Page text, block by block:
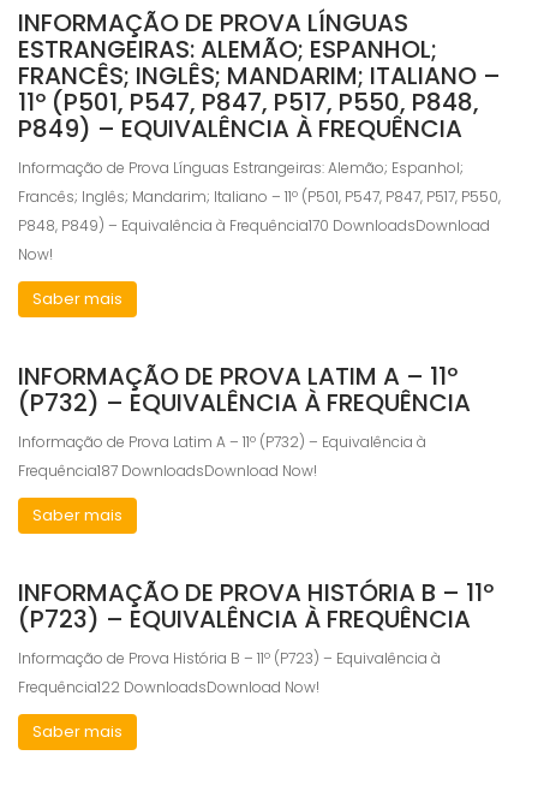
INFORMAÇÃO DE PROVA LÍNGUAS
ESTRANGEIRAS: ALEMÃO; ESPANHOL;
FRANCÊS; INGLÊS; MANDARIM; ITALIANO –
11º (P501, P547, P847, P517, P550, P848,
P849) – EQUIVALÊNCIA À FREQUÊNCIA
Informação de Prova Línguas Estrangeiras: Alemão; Espanhol;
Francês; Inglês; Mandarim; Italiano – 11º (P501, P547, P847, P517, P550,
P848, P849) – Equivalência à Frequência170 DownloadsDownload
Now!
Saber mais
INFORMAÇÃO DE PROVA LATIM A – 11º
(P732) – EQUIVALÊNCIA À FREQUÊNCIA
Informação de Prova Latim A – 11º (P732) – Equivalência à
Frequência187 DownloadsDownload Now!
Saber mais
INFORMAÇÃO DE PROVA HISTÓRIA B – 11º
(P723) – EQUIVALÊNCIA À FREQUÊNCIA
Informação de Prova História B – 11º (P723) – Equivalência à
Frequência122 DownloadsDownload Now!
Saber mais
based on
how the
website is
used.
Experience
In order for
our website
to perform
as well as
possible
during your
visit. If you
cookies,
some
functionality
disappear
from the
website.
By sharing
your
and
behavior as
site, you
increase the